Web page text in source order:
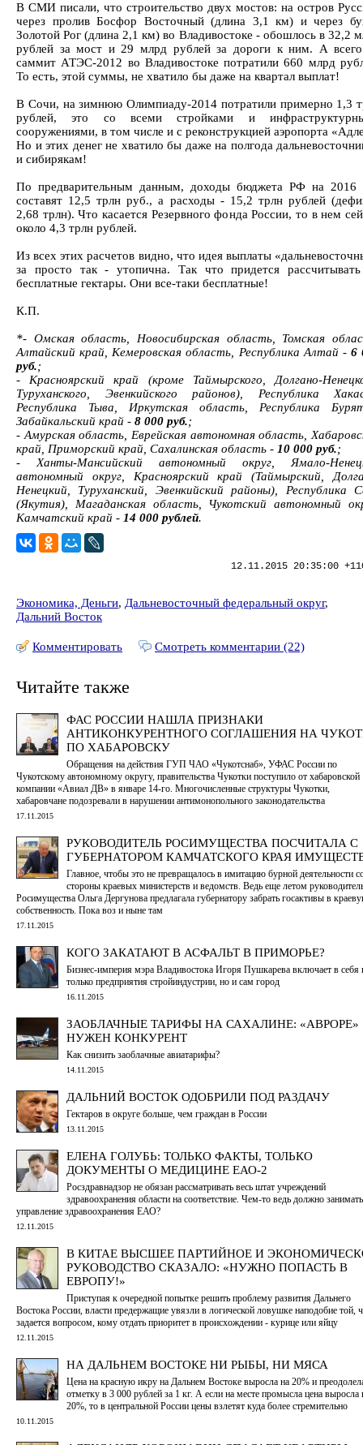
В СМИ писали, что строительство двух мостов: на остров
через пролив Босфор Восточный (длина 3,1 км) и через
Золотой Рог (длина 2,1 км) во Владивостоке - обошлось в 32,2
рублей за мост и 29 млрд рублей за дороги к ним. А
саммит АТЭС-2012 во Владивостоке потратили 660 млрд
То есть, этой суммы, не хватило бы даже на квартал выплат!
В Сочи, на зимнюю Олимпиаду-2014 потратили примерно 1,3
рублей, это со всеми стройками и
сооружениями, в том числе и с реконструкцией аэропорта
Но и этих денег не хватило бы даже на полгода
и сибирякам!
По предварительным данным, доходы бюджета РФ на 2016
составят 12,5 трлн руб., а расходы - 15,2 трлн рублей
2,68 трлн). Что касается Резервного фонда России, то в нем
около 4,3 трлн рублей.
Из всех этих расчетов видно, что идея выплаты
за просто так - утопична. Так что придется
бесплатные гектары. Они все-таки бесплатные!
К.П.
*- Омская область, Новосибирская область, Томская
Алтайский край, Кемеровская область, Республика Алтай - 6
руб.;
- Красноярский край (кроме Таймырского, Долгано-
Туруханского, Эвенкийского районов), Республика
Республика Тыва, Иркутская область, Республика
Забайкальский край - 8 000 руб.;
- Амурская область, Еврейская автономная область,
край, Приморский край, Сахалинская область - 10 000 руб.;
- Ханты-Мансийский автономный округ, Ямало-
автономный округ, Красноярский край (Таймырский,
Ненецкий, Туруханский, Эвенкийский районы), Республика
(Якутия), Магаданская область, Чукотский автономный
Камчатский край - 14 000 рублей.
12.11.2015 20:35:00
Экономика, Деньги, Дальневосточный федеральный округ,
Дальний Восток
Комментировать Смотреть комментарии (22)
Читайте также
ФАС РОССИИ НАШЛА ПРИЗНАКИ
АНТИКОНКУРЕНТНОГО СОГЛАШЕНИЯ НА
ПО ХАБАРОВСКУ
Обращения на действия ГУП ЧАО «Чукотснаб», УФАС России по
Чукотскому автономному округу, правительства Чукотки поступило от хабаровской
компании «Авиал ДВ» в январе 14-го. Многочисленные структуры Чукотки,
хабаровчане подозревали в нарушении антимонопольного законодательства
17.11.2015
РУКОВОДИТЕЛЬ РОСИМУЩЕСТВА ПОСЧИТАЛА С
ГУБЕРНАТОРОМ КАМЧАТСКОГО КРАЯ
Главное, чтобы это не превращалось в имитацию бурной деятельности
стороны краевых министерств и ведомств. Ведь еще летом
Росимущества Ольга Дергунова предлагала губернатору забрать госактивы в
собственность. Пока воз и ныне там
17.11.2015
КОГО ЗАКАТАЮТ В АСФАЛЬТ В ПРИМОРЬЕ?
Бизнес-империя мэра Владивостока Игоря Пушкарева включает в себя
только предприятия стройиндустрии, но и сам город
16.11.2015
ЗАОБЛАЧНЫЕ ТАРИФЫ НА САХАЛИНЕ: «АВРОРЕ»
НУЖЕН КОНКУРЕНТ
Как снизить заоблачные авиатарифы?
14.11.2015
ДАЛЬНИЙ ВОСТОК ОДОБРИЛИ ПОД РАЗДАЧУ
Гектаров в округе больше, чем граждан в России
13.11.2015
ЕЛЕНА ГОЛУБЬ: ТОЛЬКО ФАКТЫ, ТОЛЬКО
ДОКУМЕНТЫ О МЕДИЦИНЕ ЕАО-2
Росздравнадзор не обязан рассматривать весь штат учреждений
здравоохранения области на соответствие. Чем-то ведь должно
управление здравоохранения ЕАО?
12.11.2015
В КИТАЕ ВЫСШЕЕ ПАРТИЙНОЕ И
РУКОВОДСТВО СКАЗАЛО: «НУЖНО ПОПАСТЬ В
ЕВРОПУ!»
Приступая к очередной попытке решить проблему развития Дальнего
Востока России, власти предержащие увязли в логической ловушке наподобие той,
задается вопросом, кому отдать приоритет в происхождении - курице или яйцу
12.11.2015
НА ДАЛЬНЕМ ВОСТОКЕ НИ РЫБЫ, НИ МЯСА
Цена на красную икру на Дальнем Востоке выросла на 20% и
отметку в 3 000 рублей за 1 кг. А если на месте промысла цена выросла
20%, то в центральной России цены взлетят куда более стремительно
10.11.2015